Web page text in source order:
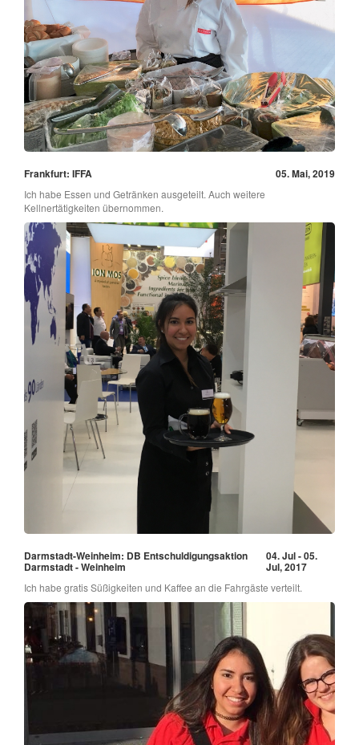
Frankfurt: IFFA 05. Mai, 2019
Ich habe Essen und Getränken ausgeteilt. Auch weitere
Kellnertätigkeiten übernommen.
Darmstadt-Weinheim: DB Entschuldigungsaktion
Darmstadt - Weinheim
04. Jul - 05.
Jul, 2017
Ich habe gratis Süßigkeiten und Kaffee an die Fahrgäste verteilt.